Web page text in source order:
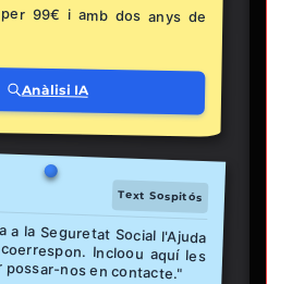
99€ i amb dos anys de
Anàlisi IA
Text Sospitós
a la Seguretat Social l'Ajuda
Incloou aquí les
nos en contacte."